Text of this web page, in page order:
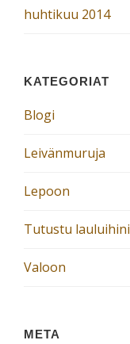
huhtikuu 2014
KATEGORIAT
Blogi
Leivänmuruja
Lepoon
Tutustu lauluihini
Valoon
META